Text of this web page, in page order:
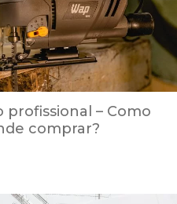
profissional – Como
comprar?